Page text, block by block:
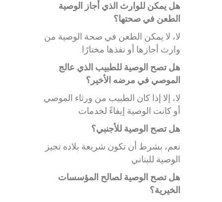
هل يمكن للوارث الذي أجاز الوصية
الطعن في صحتها؟
لا، لا يمكن الطعن في صحة الوصية من
وارث أجازها أو نفذها مختارًا
هل تصح الوصية للطبيب الذي عالج
الموصي في مرضه الأخير؟
لا، إلا إذا كان الطبيب من ورثاء الموصي
أو كانت الوصية إيفاءً لخدمات
هل تصح الوصية للأجنبي؟
نعم، بشرط أن تكون شريعة بلاده تجيز
الوصية للبناني
هل تصح الوصية لصالح المؤسسات
الخيرية؟